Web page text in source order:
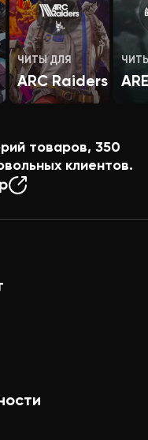
ЧИТЫ ДЛЯ
ARC Raiders
товаров, 350
клиентов.